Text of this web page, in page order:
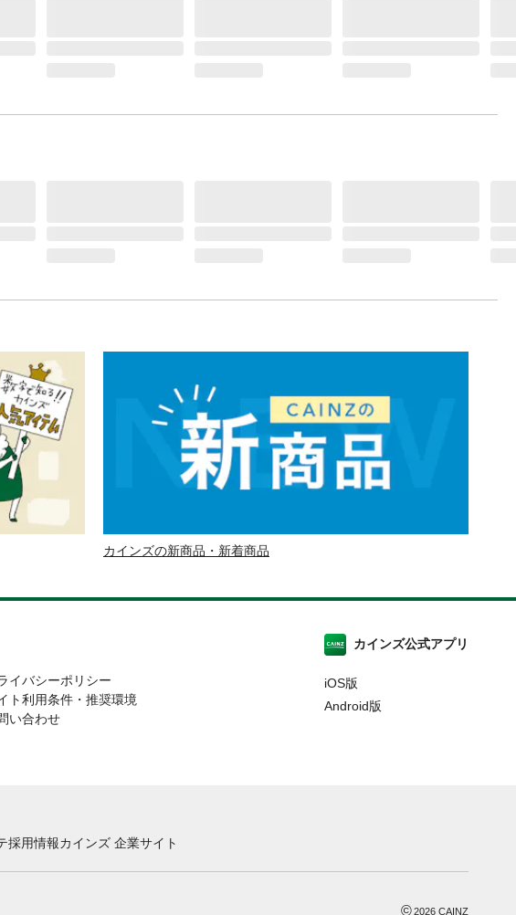
カインズの新商品・新着商品
イバシーポリシー
ト利用条件・推奨環境
い合わせ
カインズ公式アプリ
iOS版
Android版
採用情報カインズ 企業サイト
©2026 CAINZ